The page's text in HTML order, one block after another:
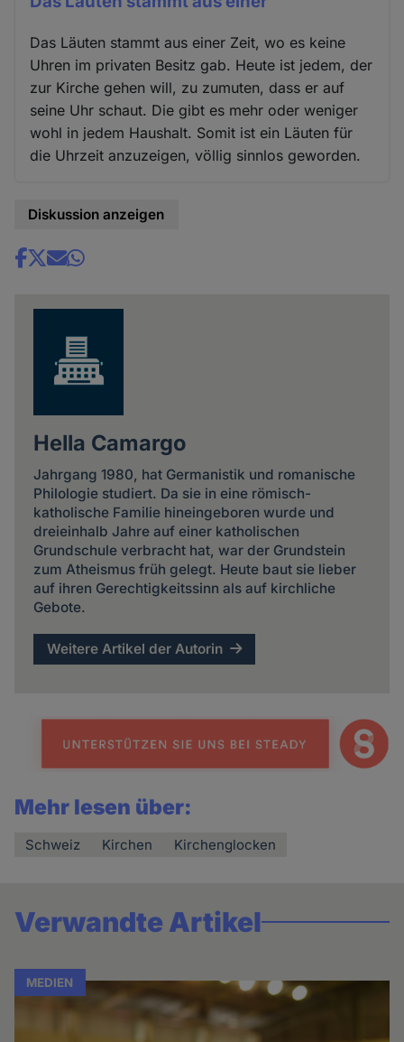
Das Läuten stammt aus einer Zeit, wo es keine
Uhren im privaten Besitz gab. Heute ist jedem, der
zur Kirche gehen will, zu zumuten, dass er auf
seine Uhr schaut. Die gibt es mehr oder weniger
wohl in jedem Haushalt. Somit ist ein Läuten für
die Uhrzeit anzuzeigen, völlig sinnlos geworden.
Diskussion anzeigen
Share
Hella Camargo
Jahrgang 1980, hat Germanistik und romanische
Philologie studiert. Da sie in eine römisch-
katholische Familie hineingeboren wurde und
dreieinhalb Jahre auf einer katholischen
Grundschule verbracht hat, war der Grundstein
zum Atheismus früh gelegt. Heute baut sie lieber
auf ihren Gerechtigkeitssinn als auf kirchliche
Gebote.
Weitere Artikel der Autorin
Mehr lesen über:
Schweiz Kirchen Kirchenglocken
Verwandte Artikel
MEDIEN